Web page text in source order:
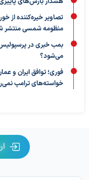
تصاویر خیره‌کننده از
منظومه شمسی منتشر
بمب خبری در
می‌شود؟
فوری؛ توافق ایران و
خواسته‌های ترامپ